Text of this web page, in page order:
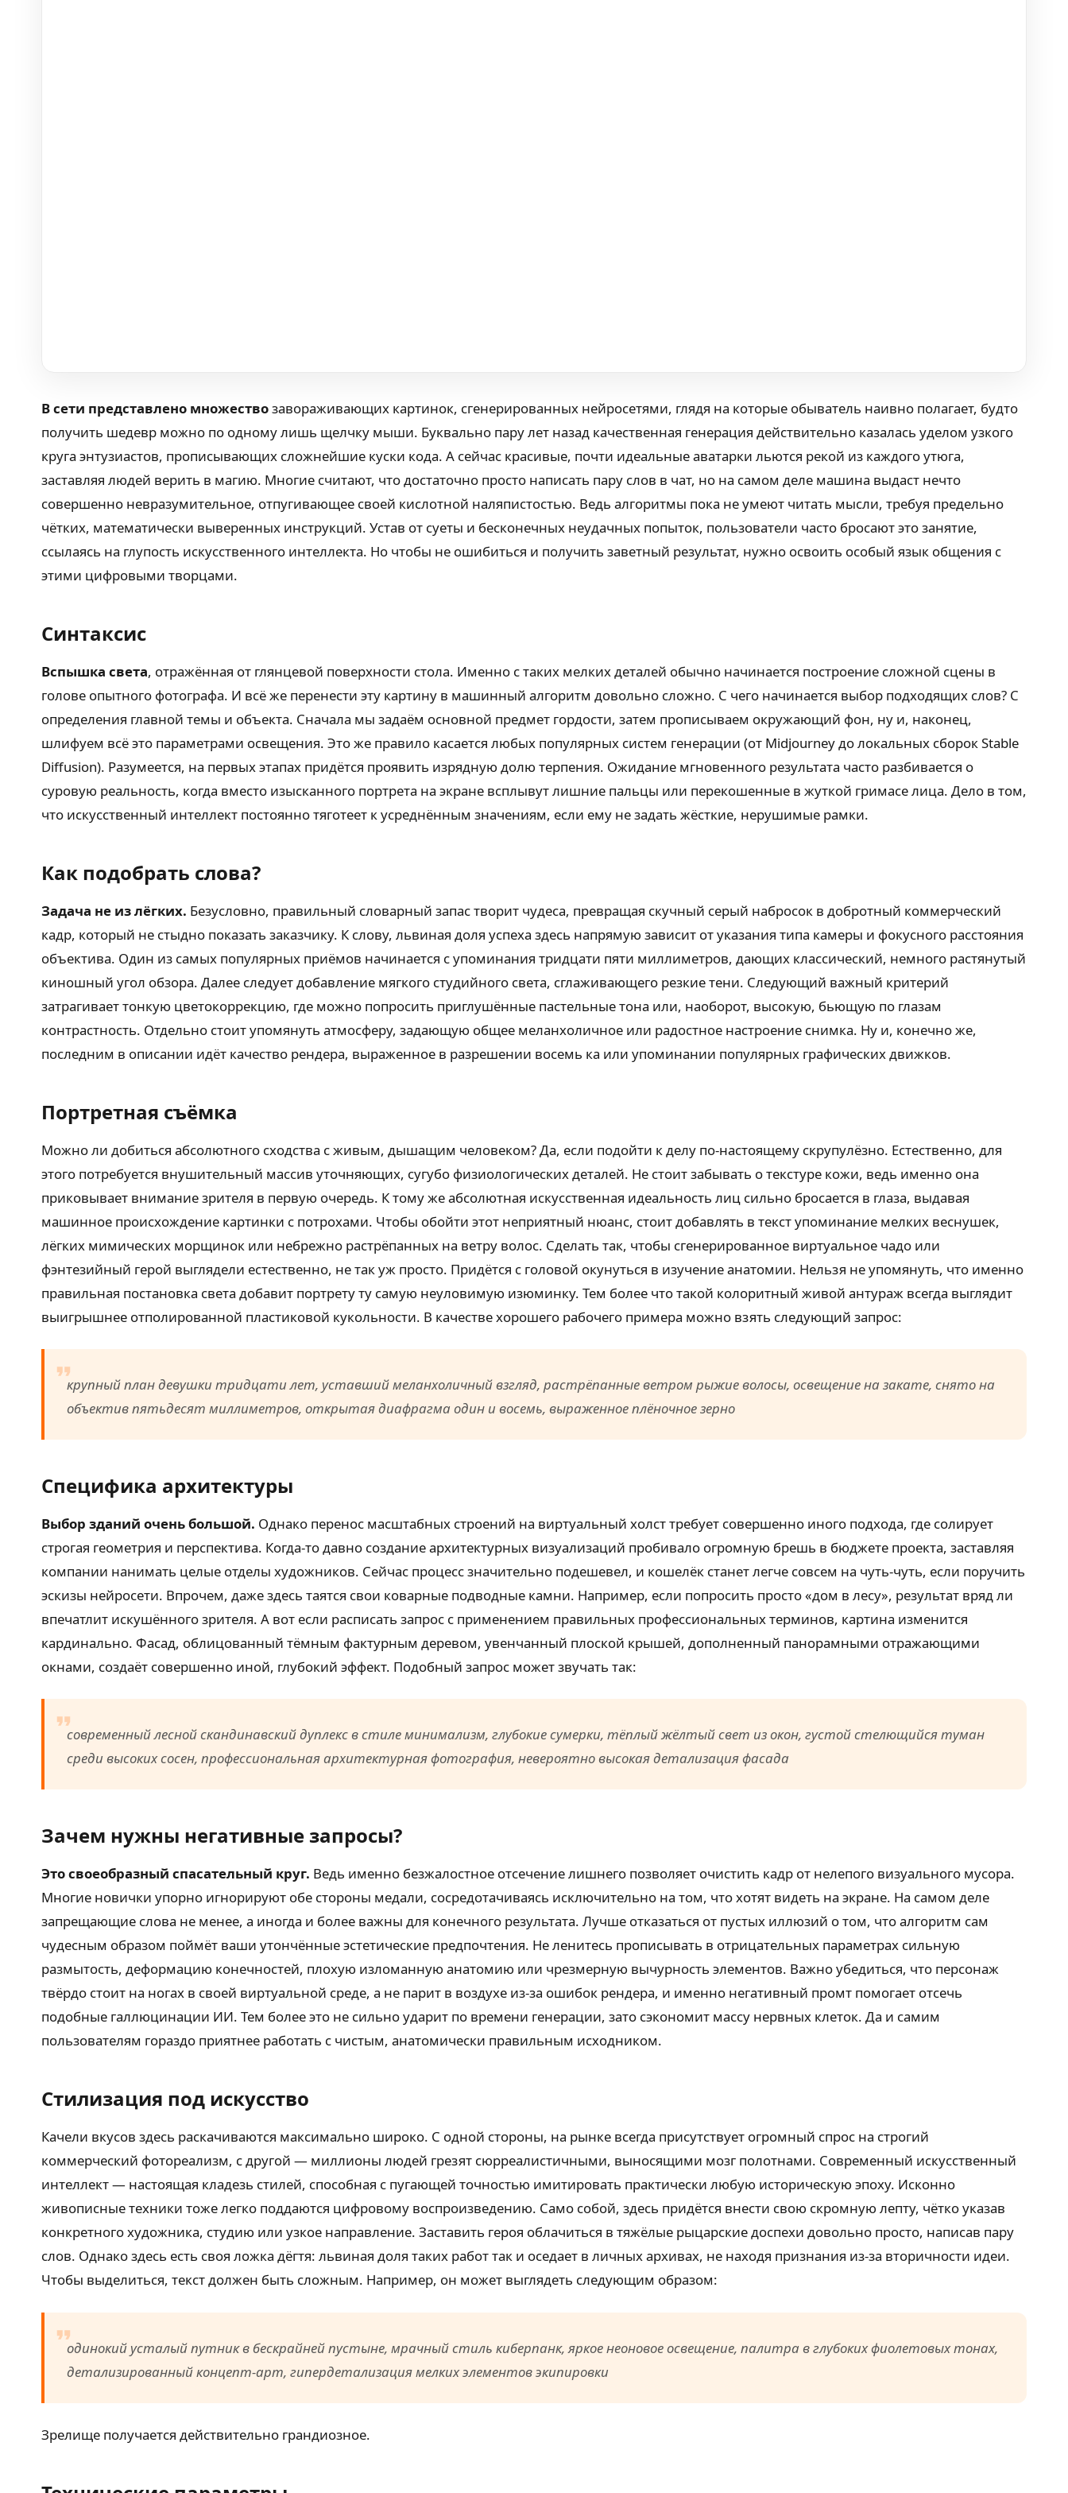
В сети представлено множествозавораживающих картинок, сгенерированных нейросетями, глядя на которые обыватель наивно полагает, будто
получить шедевр можно по одному лишь щелчку мыши. Буквально пару лет назад качественная генерация действительно казалась уделом узкого
круга энтузиастов, прописывающих сложнейшие куски кода. А сейчас красивые, почти идеальные аватарки льются рекой из каждого утюга,
заставляя людей верить в магию. Многие считают, что достаточно просто написать пару слов в чат, но на самом деле машина выдаст нечто
совершенно невразумительное, отпугивающее своей кислотной наляпистостью. Ведь алгоритмы пока не умеют читать мысли, требуя предельно
чётких, математически выверенных инструкций. Устав от суеты и бесконечных неудачных попыток, пользователи часто бросают это занятие,
ссылаясь на глупость искусственного интеллекта. Но чтобы не ошибиться и получить заветный результат, нужно освоить особый язык общения с
этими цифровыми творцами.
Синтаксис
Вспышка света, отражённая от глянцевой поверхности стола. Именно с таких мелких деталей обычно начинается построение сложной сцены в
голове опытного фотографа. И всё же перенести эту картину в машинный алгоритм довольно сложно. С чего начинается выбор подходящих слов? С
определения главной темы и объекта. Сначала мы задаём основной предмет гордости, затем прописываем окружающий фон, ну и, наконец,
шлифуем всё это параметрами освещения. Это же правило касается любых популярных систем генерации (от Midjourney до локальных сборок Stable
Diffusion). Разумеется, на первых этапах придётся проявить изрядную долю терпения. Ожидание мгновенного результата часто разбивается о
суровую реальность, когда вместо изысканного портрета на экране всплывут лишние пальцы или перекошенные в жуткой гримасе лица. Дело в том,
что искусственный интеллект постоянно тяготеет к усреднённым значениям, если ему не задать жёсткие, нерушимые рамки.
Как подобрать слова?
Задача не из лёгких. Безусловно, правильный словарный запас творит чудеса, превращая скучный серый набросок в добротный коммерческий
кадр, который не стыдно показать заказчику. К слову, львиная доля успеха здесь напрямую зависит от указания типа камеры и фокусного расстояния
объектива. Один из самых популярных приёмов начинается с упоминания тридцати пяти миллиметров, дающих классический, немного растянутый
киношный угол обзора. Далее следует добавление мягкого студийного света, сглаживающего резкие тени. Следующий важный критерий
затрагивает тонкую цветокоррекцию, где можно попросить приглушённые пастельные тона или, наоборот, высокую, бьющую по глазам
контрастность. Отдельно стоит упомянуть атмосферу, задающую общее меланхоличное или радостное настроение снимка. Ну и, конечно же,
последним в описании идёт качество рендера, выраженное в разрешении восемь ка или упоминании популярных графических движков.
Портретная съёмка
Можно ли добиться абсолютного сходства с живым, дышащим человеком? Да, если подойти к делу по-настоящему скрупулёзно. Естественно, для
этого потребуется внушительный массив уточняющих, сугубо физиологических деталей. Не стоит забывать о текстуре кожи, ведь именно она
приковывает внимание зрителя в первую очередь. К тому же абсолютная искусственная идеальность лиц сильно бросается в глаза, выдавая
машинное происхождение картинки с потрохами. Чтобы обойти этот неприятный нюанс, стоит добавлять в текст упоминание мелких веснушек,
лёгких мимических морщинок или небрежно растрёпанных на ветру волос. Сделать так, чтобы сгенерированное виртуальное чадо или
фэнтезийный герой выглядели естественно, не так уж просто. Придётся с головой окунуться в изучение анатомии. Нельзя не упомянуть, что именно
правильная постановка света добавит портрету ту самую неуловимую изюминку. Тем более что такой колоритный живой антураж всегда выглядит
выигрышнее отполированной пластиковой кукольности. В качестве хорошего рабочего примера можно взять следующий запрос:
крупный план девушки тридцати лет, уставший меланхоличный взгляд, растрёпанные ветром рыжие волосы, освещение на закате, снято на
объектив пятьдесят миллиметров, открытая диафрагма один и восемь, выраженное плёночное зерно
Специфика архитектуры
Выбор зданий очень большой. Однако перенос масштабных строений на виртуальный холст требует совершенно иного подхода, где солирует
строгая геометрия и перспектива. Когда-то давно создание архитектурных визуализаций пробивало огромную брешь в бюджете проекта, заставляя
компании нанимать целые отделы художников. Сейчас процесс значительно подешевел, и кошелёк станет легче совсем на чуть-чуть, если поручить
эскизы нейросети. Впрочем, даже здесь таятся свои коварные подводные камни. Например, если попросить просто «дом в лесу», результат вряд ли
впечатлит искушённого зрителя. А вот если расписать запрос с применением правильных профессиональных терминов, картина изменится
кардинально. Фасад, облицованный тёмным фактурным деревом, увенчанный плоской крышей, дополненный панорамными отражающими
окнами, создаёт совершенно иной, глубокий эффект. Подобный запрос может звучать так:
современный лесной скандинавский дуплекс в стиле минимализм, глубокие сумерки, тёплый жёлтый свет из окон, густой стелющийся туман
среди высоких сосен, профессиональная архитектурная фотография, невероятно высокая детализация фасада
Зачем нужны негативные запросы?
Это своеобразный спасательный круг. Ведь именно безжалостное отсечение лишнего позволяет очистить кадр от нелепого визуального мусора.
Многие новички упорно игнорируют обе стороны медали, сосредотачиваясь исключительно на том, что хотят видеть на экране. На самом деле
запрещающие слова не менее, а иногда и более важны для конечного результата. Лучше отказаться от пустых иллюзий о том, что алгоритм сам
чудесным образом поймёт ваши утончённые эстетические предпочтения. Не ленитесь прописывать в отрицательных параметрах сильную
размытость, деформацию конечностей, плохую изломанную анатомию или чрезмерную вычурность элементов. Важно убедиться, что персонаж
твёрдо стоит на ногах в своей виртуальной среде, а не парит в воздухе из-за ошибок рендера, и именно негативный промт помогает отсечь
подобные галлюцинации ИИ. Тем более это не сильно ударит по времени генерации, зато сэкономит массу нервных клеток. Да и самим
пользователям гораздо приятнее работать с чистым, анатомически правильным исходником.
Стилизация под искусство
Качели вкусов здесь раскачиваются максимально широко. С одной стороны, на рынке всегда присутствует огромный спрос на строгий
коммерческий фотореализм, с другой — миллионы людей грезят сюрреалистичными, выносящими мозг полотнами. Современный искусственный
интеллект — настоящая кладезь стилей, способная с пугающей точностью имитировать практически любую историческую эпоху. Исконно
живописные техники тоже легко поддаются цифровому воспроизведению. Само собой, здесь придётся внести свою скромную лепту, чётко указав
конкретного художника, студию или узкое направление. Заставить героя облачиться в тяжёлые рыцарские доспехи довольно просто, написав пару
слов. Однако здесь есть своя ложка дёгтя: львиная доля таких работ так и оседает в личных архивах, не находя признания из-за вторичности идеи.
Чтобы выделиться, текст должен быть сложным. Например, он может выглядеть следующим образом:
одинокий усталый путник в бескрайней пустыне, мрачный стиль киберпанк, яркое неоновое освещение, палитра в глубоких фиолетовых тонах,
детализированный концепт-арт, гипердетализация мелких элементов экипировки
Зрелище получается действительно грандиозное.